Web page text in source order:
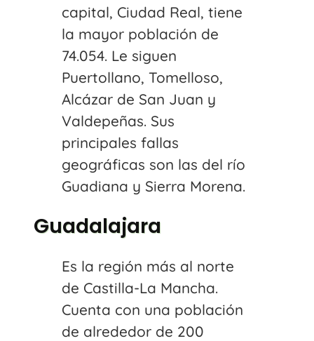
capital, Ciudad Real, tiene
la mayor población de
74.054. Le siguen
Puertollano, Tomelloso,
Alcázar de San Juan y
Valdepeñas. Sus
principales fallas
geográficas son las del río
Guadiana y Sierra Morena.
Guadalajara
Es la región más al norte
de Castilla-La Mancha.
Cuenta con una población
de alrededor de 200